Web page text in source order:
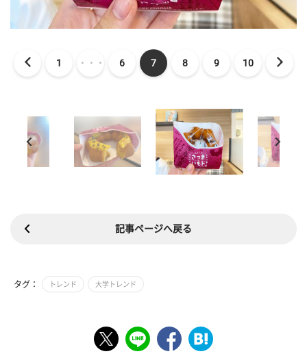
1 ・・・ 6 7 8 9 10
記事ページへ戻る
タグ： トレンド 大学トレンド